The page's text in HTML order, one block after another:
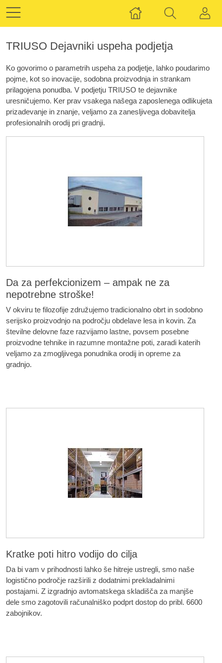
TRIUSO Dejavniki uspeha podjetja
Ko govorimo o parametrih uspeha za podjetje, lahko poudarimo
pojme, kot so inovacije, sodobna proizvodnja in strankam
prilagojena ponudba. V podjetju TRIUSO te dejavnike
uresničujemo. Ker prav vsakega našega zaposlenega odlikujeta
prizadevanje in znanje, veljamo za zanesljivega dobavitelja
profesionalnih orodij pri gradnji.
Da za perfekcionizem – ampak ne za
nepotrebne stroške!
V okviru te filozofije združujemo tradicionalno obrt in sodobno
serijsko proizvodnjo na področju obdelave lesa in kovin. Za
številne delovne faze razvijamo lastne, povsem posebne
proizvodne tehnike in razumne montažne poti, zaradi katerih
veljamo za zmogljivega ponudnika orodij in opreme za
gradnjo.
Kratke poti hitro vodijo do cilja
Da bi vam v prihodnosti lahko še hitreje ustregli, smo naše
logistično področje razširili z dodatnimi prekladalnimi
postajami. Z izgradnjo avtomatskega skladišča za manjše
dele smo zagotovili računalniško podprt dostop do pribl. 6600
zabojnikov.